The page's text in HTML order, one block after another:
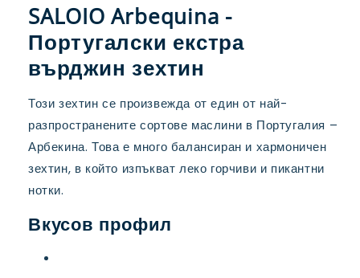
SALOIO Arbequina -
Португалски екстра
върджин зехтин
Този зехтин се произвежда от един от най-
разпространените сортове маслини в Португалия –
Арбекина. Това е много балансиран и хармоничен
зехтин, в който изпъкват леко горчиви и пикантни
нотки.
Вкусов профил